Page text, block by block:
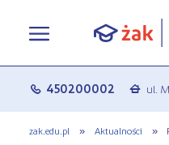
Oferta edukacyjna
Pełna oferta
Rekrutacja
c 450200002 a ul.
zak.edu.pl » Aktualności »